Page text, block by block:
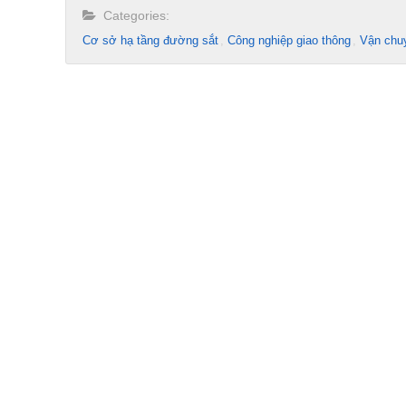
Categories:
Cơ sở hạ tầng đường sắt Công nghiệp giao thông Vận